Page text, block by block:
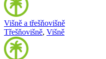
Višně a třešňovišně
Třešňovišně, Višně